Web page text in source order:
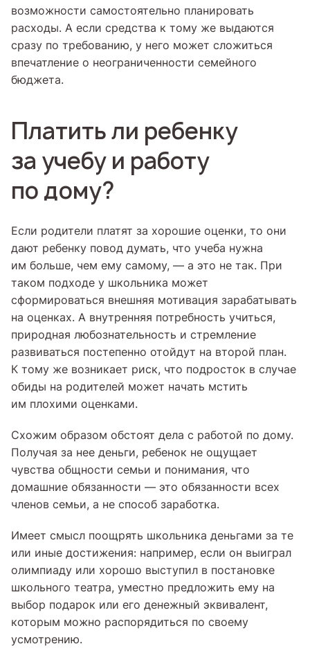
возможности самостоятельно планировать
расходы. А если средства к тому же выдаются
сразу по требованию, у него может сложиться
впечатление о неограниченности семейного
бюджета.
Платить ли ребенку
за учебу и работу
по дому?
Если родители платят за хорошие оценки, то они
дают ребенку повод думать, что учеба нужна
им больше, чем ему самому, — а это не так. При
таком подходе у школьника может
сформироваться внешняя мотивация зарабатывать
на оценках. А внутренняя потребность учиться,
природная любознательность и стремление
развиваться постепенно отойдут на второй план.
К тому же возникает риск, что подросток в случае
обиды на родителей может начать мстить
им плохими оценками.
Схожим образом обстоят дела с работой по дому.
Получая за нее деньги, ребенок не ощущает
чувства общности семьи и понимания, что
домашние обязанности — это обязанности всех
членов семьи, а не способ заработка.
Имеет смысл поощрять школьника деньгами за те
или иные достижения: например, если он выиграл
олимпиаду или хорошо выступил в постановке
школьного театра, уместно предложить ему на
выбор подарок или его денежный эквивалент,
которым можно распорядиться по своему
усмотрению.